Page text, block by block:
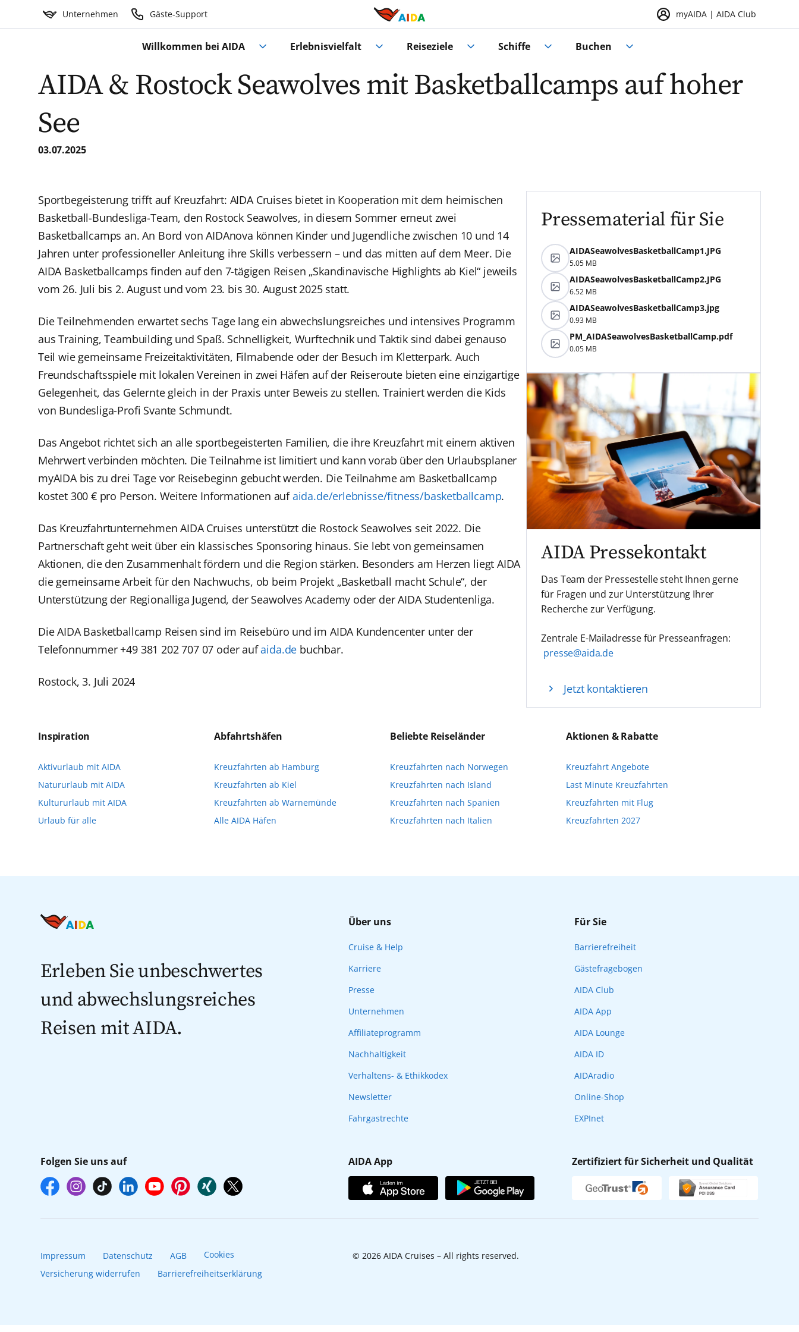
Unternehmen Gäste-Support myAIDA | AIDA Club
Willkommen bei AIDA Erlebnisvielfalt Reiseziele Schiffe Buchen
AIDA & Rostock Seawolves mit Basketballcamps auf hoher
See
03.07.2025
Sportbegeisterung trifft auf Kreuzfahrt: AIDA Cruises bietet in Kooperation mit dem heimischen
Basketball-Bundesliga-Team, den Rostock Seawolves, in diesem Sommer erneut zwei
Basketballcamps an. An Bord von AIDAnova können Kinder und Jugendliche zwischen 10 und 14
Jahren unter professioneller Anleitung ihre Skills verbessern – und das mitten auf dem Meer. Die
AIDA Basketballcamps finden auf den 7-tägigen Reisen „Skandinavische Highlights ab Kiel“ jeweils
vom 26. Juli bis 2. August und vom 23. bis 30. August 2025 statt.
Die Teilnehmenden erwartet sechs Tage lang ein abwechslungsreiches und intensives Programm
aus Training, Teambuilding und Spaß. Schnelligkeit, Wurftechnik und Taktik sind dabei genauso
Teil wie gemeinsame Freizeitaktivitäten, Filmabende oder der Besuch im Kletterpark. Auch
Freundschaftsspiele mit lokalen Vereinen in zwei Häfen auf der Reiseroute bieten eine einzigartige
Gelegenheit, das Gelernte gleich in der Praxis unter Beweis zu stellen. Trainiert werden die Kids
von Bundesliga-Profi Svante Schmundt.
Das Angebot richtet sich an alle sportbegeisterten Familien, die ihre Kreuzfahrt mit einem aktiven
Mehrwert verbinden möchten. Die Teilnahme ist limitiert und kann vorab über den Urlaubsplaner
myAIDA bis zu drei Tage vor Reisebeginn gebucht werden. Die Teilnahme am Basketballcamp
kostet 300 € pro Person. Weitere Informationen aufaida.de/erlebnisse/fitness/basketballcamp.
Das Kreuzfahrtunternehmen AIDA Cruises unterstützt die Rostock Seawolves seit 2022. Die
Partnerschaft geht weit über ein klassisches Sponsoring hinaus. Sie lebt von gemeinsamen
Aktionen, die den Zusammenhalt fördern und die Region stärken. Besonders am Herzen liegt AIDA
die gemeinsame Arbeit für den Nachwuchs, ob beim Projekt „Basketball macht Schule“, der
Unterstützung der Regionalliga Jugend, der Seawolves Academy oder der AIDA Studentenliga.
Die AIDA Basketballcamp Reisen sind im Reisebüro und im AIDA Kundencenter unter der
Telefonnummer +49 381 202 707 07 oder aufaida.de buchbar.
Rostock, 3. Juli 2024
Pressematerial für Sie
AIDASeawolvesBasketballCamp1.JPG
5.05 MB
AIDASeawolvesBasketballCamp2.JPG
6.52 MB
AIDASeawolvesBasketballCamp3.jpg
0.93 MB
PM_AIDASeawolvesBasketballCamp.pdf
0.05 MB
AIDA Pressekontakt
Das Team der Pressestelle steht Ihnen gerne
für Fragen und zur Unterstützung Ihrer
Recherche zur Verfügung.
Zentrale E-Mailadresse für Presseanfragen:
presse@aida.de
Jetzt kontaktieren
Inspiration
Aktivurlaub mit AIDA
Natururlaub mit AIDA
Kultururlaub mit AIDA
Urlaub für alle
Abfahrtshäfen
Kreuzfahrten ab Hamburg
Kreuzfahrten ab Kiel
Kreuzfahrten ab Warnemünde
Alle AIDA Häfen
Beliebte Reiseländer
Kreuzfahrten nach Norwegen
Kreuzfahrten nach Island
Kreuzfahrten nach Spanien
Kreuzfahrten nach Italien
Aktionen & Rabatte
Kreuzfahrt Angebote
Last Minute Kreuzfahrten
Kreuzfahrten mit Flug
Kreuzfahrten 2027
Erleben Sie unbeschwertes
und abwechslungsreiches
Reisen mit AIDA.
Folgen Sie uns auf
Über uns
Cruise & Help
Karriere
Presse
Unternehmen
Affiliateprogramm
Nachhaltigkeit
Verhaltens- & Ethikkodex
Newsletter
Fahrgastrechte
Für Sie
Barrierefreiheit
Gästefragebogen
AIDA Club
AIDA App
AIDA Lounge
AIDA ID
AIDAradio
Online-Shop
EXPInet
AIDA App Zertifiziert für Sicherheit und Qualität
Impressum Datenschutz AGB
Cookies
Versicherung widerrufen
Barrierefreiheitserklärung
© 2026 AIDA Cruises – All rights reserved.